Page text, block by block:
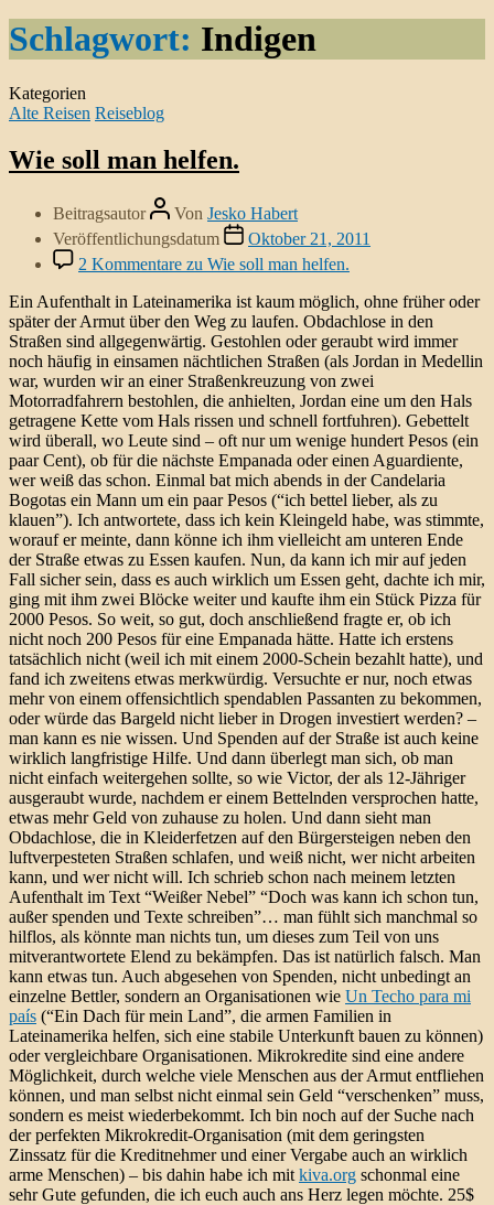
Schlagwort: Indigen
Kategorien
Alte Reisen Reiseblog
Wie soll man helfen.
Beitragsautor Von Jesko Habert
Veröffentlichungsdatum
Oktober 21, 2011
2 Kommentare zu Wie soll man helfen.
Ein Aufenthalt in Lateinamerika ist kaum möglich, ohne früher oder
später der Armut über den Weg zu laufen. Obdachlose in den
Straßen sind allgegenwärtig. Gestohlen oder geraubt wird immer
noch häufig in einsamen nächtlichen Straßen (als Jordan in Medellin
war, wurden wir an einer Straßenkreuzung von zwei
Motorradfahrern bestohlen, die anhielten, Jordan eine um den Hals
getragene Kette vom Hals rissen und schnell fortfuhren). Gebettelt
wird überall, wo Leute sind – oft nur um wenige hundert Pesos (ein
paar Cent), ob für die nächste Empanada oder einen Aguardiente,
wer weiß das schon. Einmal bat mich abends in der Candelaria
Bogotas ein Mann um ein paar Pesos (“ich bettel lieber, als zu
klauen”). Ich antwortete, dass ich kein Kleingeld habe, was stimmte,
worauf er meinte, dann könne ich ihm vielleicht am unteren Ende
der Straße etwas zu Essen kaufen. Nun, da kann ich mir auf jeden
Fall sicher sein, dass es auch wirklich um Essen geht, dachte ich mir,
ging mit ihm zwei Blöcke weiter und kaufte ihm ein Stück Pizza für
2000 Pesos. So weit, so gut, doch anschließend fragte er, ob ich
nicht noch 200 Pesos für eine Empanada hätte. Hatte ich erstens
tatsächlich nicht (weil ich mit einem 2000-Schein bezahlt hatte), und
fand ich zweitens etwas merkwürdig. Versuchte er nur, noch etwas
mehr von einem offensichtlich spendablen Passanten zu bekommen,
oder würde das Bargeld nicht lieber in Drogen investiert werden? –
man kann es nie wissen. Und Spenden auf der Straße ist auch keine
wirklich langfristige Hilfe. Und dann überlegt man sich, ob man
nicht einfach weitergehen sollte, so wie Victor, der als 12-Jähriger
ausgeraubt wurde, nachdem er einem Bettelnden versprochen hatte,
etwas mehr Geld von zuhause zu holen. Und dann sieht man
Obdachlose, die in Kleiderfetzen auf den Bürgersteigen neben den
luftverpesteten Straßen schlafen, und weiß nicht, wer nicht arbeiten
kann, und wer nicht will. Ich schrieb schon nach meinem letzten
Aufenthalt im Text “Weißer Nebel” “Doch was kann ich schon tun,
außer spenden und Texte schreiben”… man fühlt sich manchmal so
hilflos, als könnte man nichts tun, um dieses zum Teil von uns
mitverantwortete Elend zu bekämpfen. Das ist natürlich falsch. Man
kann etwas tun. Auch abgesehen von Spenden, nicht unbedingt an
einzelne Bettler, sondern an Organisationen wie Un Techo para mi
país (“Ein Dach für mein Land”, die armen Familien in
Lateinamerika helfen, sich eine stabile Unterkunft bauen zu können)
oder vergleichbare Organisationen. Mikrokredite sind eine andere
Möglichkeit, durch welche viele Menschen aus der Armut entfliehen
können, und man selbst nicht einmal sein Geld “verschenken” muss,
sondern es meist wiederbekommt. Ich bin noch auf der Suche nach
der perfekten Mikrokredit-Organisation (mit dem geringsten
Zinssatz für die Kreditnehmer und einer Vergabe auch an wirklich
arme Menschen) – bis dahin habe ich mit kiva.org schonmal eine
sehr Gute gefunden, die ich euch auch ans Herz legen möchte. 25$